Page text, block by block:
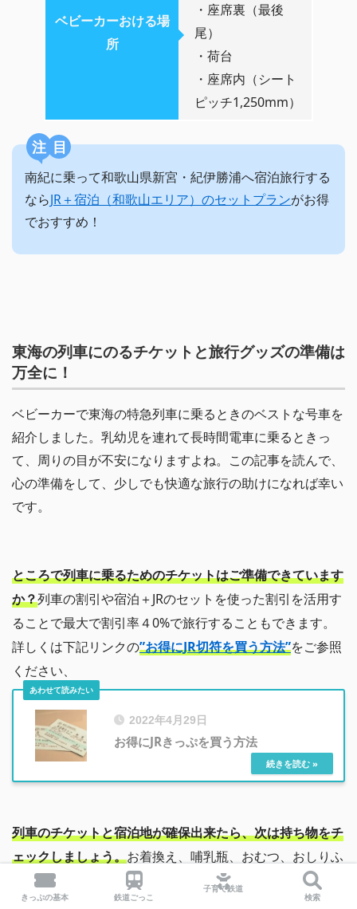
ベビーカーおける場
所
・座席裏（最後
尾）
・荷台
・座席内（シート
ピッチ1,250mm）
注目
南紀に乗って和歌山県新宮・紀伊勝浦へ宿泊旅行する
ならJR＋宿泊（和歌山エリア）のセットプランがお得
でおすすめ！
東海の列車にのるチケットと旅行グッズの準備は
万全に！
ベビーカーで東海の特急列車に乗るときのベストな号車を
紹介しました。乳幼児を連れて長時間電車に乗るときっ
て、周りの目が不安になりますよね。この記事を読んで、
心の準備をして、少しでも快適な旅行の助けになれば幸い
です。
ところで列車に乗るためのチケットはご準備できています
か？列車の割引や宿泊＋JRのセットを使った割引を活用す
ることで最大で割引率４0%で旅行することもできます。
詳しくは下記リンクの”お得にJR切符を買う方法”をご参照
ください、
2022年4月29日
お得にJRきっぷを買う方法
列車のチケットと宿泊地が確保出来たら、次は持ち物をチ
ェックしましょう。お着換え、哺乳瓶、おむつ、おしりふ
きなど、忘れ物はないですか？ ”
荷物リスト”
を記事にま
とめたのでご参照ください。
きっぷの基本 鉄道ごっこ
子育て鉄道
検索